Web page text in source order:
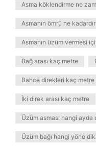
Asma köklendirme ne
Asmanın ömrü ne kadardır
Asmanın üzüm vermesi
Bağ arası kaç metre
Bahce direkleri kaç
İki direk arası kaç metre
Üzüm asması hangi ayda
Üzüm bağı hangi yöne